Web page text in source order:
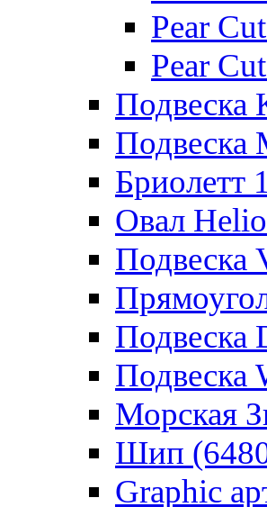
Pear
Pear
Подвеска
Подвеска
Бриолетт
Овал
Подвеска
Подвеска
Подвеска
Морская
Шип
Graphic